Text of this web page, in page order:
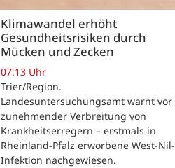
Klimawandel erhöht
Gesundheitsrisiken durch
Mücken und Zecken
07:13 Uhr
Trier/Region.
Landesuntersuchungsamt warnt vor
zunehmender Verbreitung von
Krankheitserregern – erstmals in
Rheinland-Pfalz erworbene West-Nil-
Infektion nachgewiesen.